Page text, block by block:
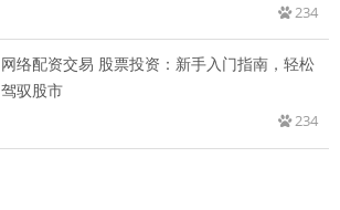
234
网络配资交易 股票投资：新手入门指南，轻松
驾驭股市
234